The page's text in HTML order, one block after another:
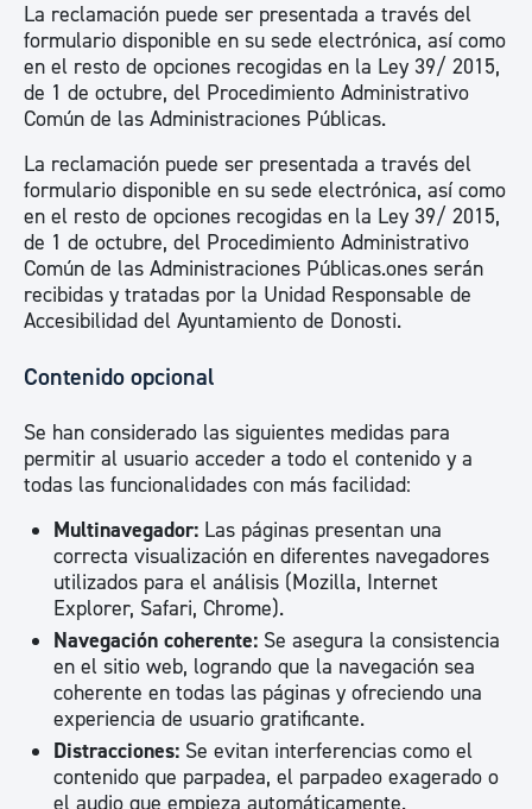
La reclamación puede ser presentada a través del
formulario disponible en su sede electrónica, así como
en el resto de opciones recogidas en la Ley 39/ 2015,
de 1 de octubre, del Procedimiento Administrativo
Común de las Administraciones Públicas.
La reclamación puede ser presentada a través del
formulario disponible en su sede electrónica, así como
en el resto de opciones recogidas en la Ley 39/ 2015,
de 1 de octubre, del Procedimiento Administrativo
Común de las Administraciones Públicas.ones serán
recibidas y tratadas por la Unidad Responsable de
Accesibilidad del Ayuntamiento de Donosti.
Contenido opcional
Se han considerado las siguientes medidas para
permitir al usuario acceder a todo el contenido y a
todas las funcionalidades con más facilidad:
Multinavegador: Las páginas presentan una
correcta visualización en diferentes navegadores
utilizados para el análisis (Mozilla, Internet
Explorer, Safari, Chrome).
Navegación coherente: Se asegura la consistencia
en el sitio web, logrando que la navegación sea
coherente en todas las páginas y ofreciendo una
experiencia de usuario gratificante.
Distracciones: Se evitan interferencias como el
contenido que parpadea, el parpadeo exagerado o